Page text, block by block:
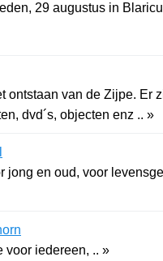
29 augustus in
ontstaan van de Zijpe. Er
dvd´s, objecten enz .. »
jong en oud, voor
Een zomers uitje voor iedereen, .. »